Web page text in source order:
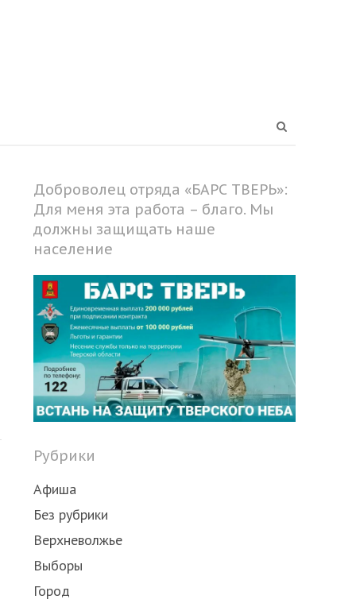
Доброволец отряда «БАРС ТВЕРЬ»:
Для меня эта работа – благо. Мы
должны защищать наше
население
Рубрики
Афиша
Без рубрики
Верхневолжье
Выборы
Город